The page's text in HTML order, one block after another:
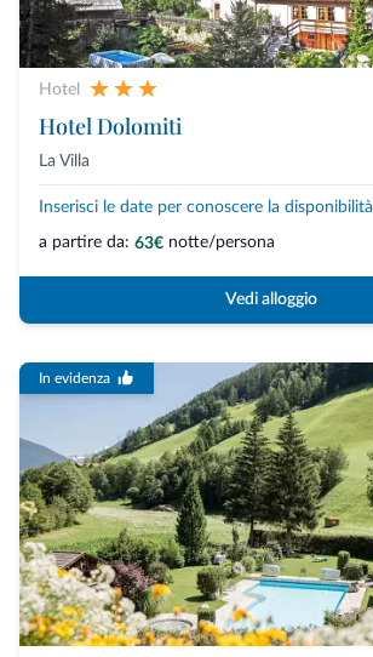
Hotel
Hotel Dolomiti
La Villa
Inserisci le date per conoscere la disponibilità
a partire da: 63€ notte/persona
Vedi alloggio
In evidenza